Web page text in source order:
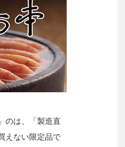
のは、「製造直
えない限定品で